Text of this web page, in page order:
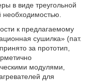
в виде треугольной
необходимостью.
к предлагаемому
сушилка» (пат.
за прототип,
модулями,
для